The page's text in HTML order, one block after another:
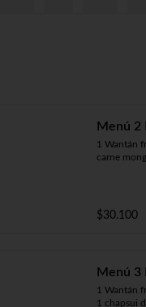
Menú 2
1 Wantán
carne
$30.100
Menú 3
1 Wantán
1 chapsui